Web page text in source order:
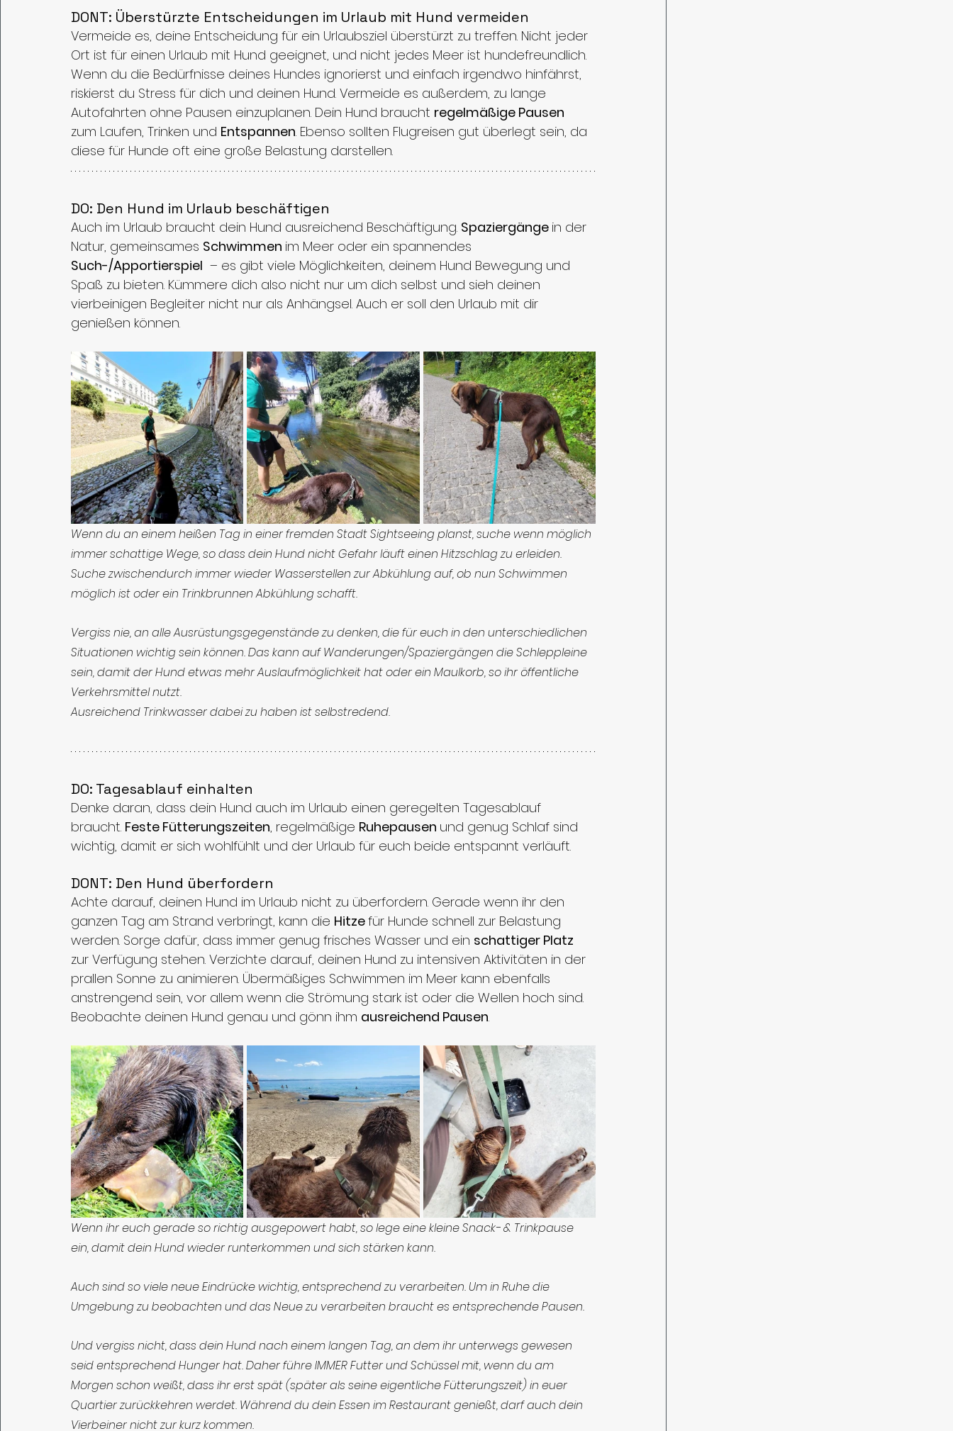
DONT: Überstürzte Entscheidungen im Urlaub mit Hund vermeiden
Vermeide es, deine Entscheidung für ein Urlaubsziel überstürzt zu treffen. Nicht jeder
Ort ist für einen Urlaub mit Hund geeignet, und nicht jedes Meer ist hundefreundlich.
Wenn du die Bedürfnisse deines Hundes ignorierst und einfach irgendwo hinfährst,
riskierst du Stress für dich und deinen Hund. Vermeide es außerdem, zu lange
Autofahrten ohne Pausen einzuplanen. Dein Hund braucht regelmäßige Pausen
zum Laufen, Trinken und Entspannen. Ebenso sollten Flugreisen gut überlegt sein, da
diese für Hunde oft eine große Belastung darstellen.
DO: Den Hund im Urlaub beschäftigen
Auch im Urlaub braucht dein Hund ausreichend Beschäftigung. Spaziergänge in der
Natur, gemeinsames Schwimmen im Meer oder ein spannendes
Such-/Apportierspiel
  – es gibt viele Möglichkeiten, deinem Hund Bewegung und
Spaß zu bieten. Kümmere dich also nicht nur um dich selbst und sieh deinen
vierbeinigen Begleiter nicht nur als Anhängsel. Auch er soll den Urlaub mit dir
genießen können.
Wenn du an einem heißen Tag in einer fremden Stadt Sightseeing planst, suche wenn möglich
immer schattige Wege, so dass dein Hund nicht Gefahr läuft einen Hitzschlag zu erleiden.
Suche zwischendurch immer wieder Wasserstellen zur Abkühlung auf, ob nun Schwimmen
möglich ist oder ein Trinkbrunnen Abkühlung schafft.
Vergiss nie, an alle Ausrüstungsgegenstände zu denken, die für euch in den unterschiedlichen
Situationen wichtig sein können. Das kann auf Wanderungen/Spaziergängen die Schleppleine
sein, damit der Hund etwas mehr Auslaufmöglichkeit hat oder ein Maulkorb, so ihr öffentliche
Verkehrsmittel nutzt.
Ausreichend Trinkwasser dabei zu haben ist selbstredend.
DO: Tagesablauf einhalten
Denke daran, dass dein Hund auch im Urlaub einen geregelten Tagesablauf
braucht. Feste Fütterungszeiten, regelmäßige Ruhepausen und genug Schlaf sind
wichtig, damit er sich wohlfühlt und der Urlaub für euch beide entspannt verläuft.
DONT: Den Hund überfordern
Achte darauf, deinen Hund im Urlaub nicht zu überfordern. Gerade wenn ihr den
ganzen Tag am Strand verbringt, kann die Hitze für Hunde schnell zur Belastung
werden. Sorge dafür, dass immer genug frisches Wasser und ein schattiger Platz
zur Verfügung stehen. Verzichte darauf, deinen Hund zu intensiven Aktivitäten in der
prallen Sonne zu animieren. Übermäßiges Schwimmen im Meer kann ebenfalls
anstrengend sein, vor allem wenn die Strömung stark ist oder die Wellen hoch sind.
Beobachte deinen Hund genau und gönn ihm ausreichend Pausen.
Wenn ihr euch gerade so richtig ausgepowert habt, so lege eine kleine Snack- & Trinkpause
ein, damit dein Hund wieder runterkommen und sich stärken kann.
Auch sind so viele neue Eindrücke wichtig, entsprechend zu verarbeiten. Um in Ruhe die
Umgebung zu beobachten und das Neue zu verarbeiten braucht es entsprechende Pausen.
Und vergiss nicht, dass dein Hund nach einem langen Tag, an dem ihr unterwegs gewesen
seid entsprechend Hunger hat. Daher führe IMMER Futter und Schüssel mit, wenn du am
Morgen schon weißt, dass ihr erst spät (später als seine eigentliche Fütterungszeit) in euer
Quartier zurückkehren werdet. Während du dein Essen im Restaurant genießt, darf auch dein
Vierbeiner nicht zur kurz kommen.